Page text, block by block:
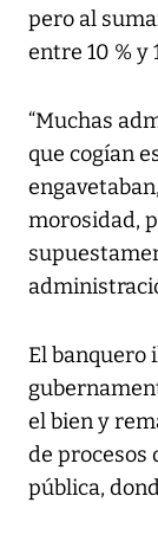
pero al
entre 10 % y
“Muchas
que cogían
morosidad,
El banquero
el bien y
de procesos
pública,